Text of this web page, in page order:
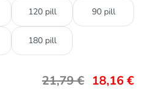
120 pill 90 pill
180 pill
21,79€ 18,16€